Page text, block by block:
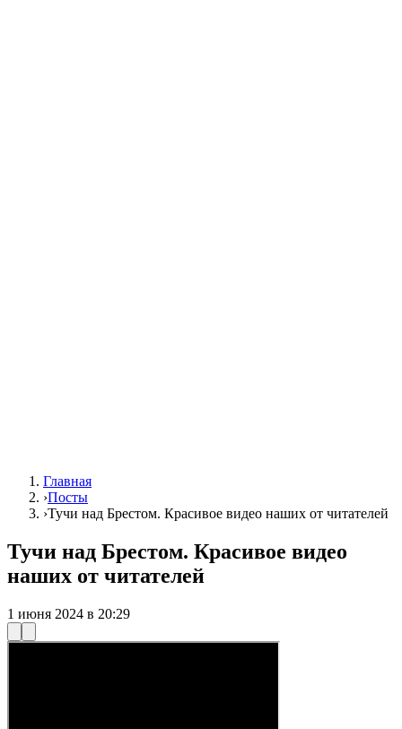
Главная
›Посты
›Тучи над Брестом. Красивое видео наших от читателей
Тучи над Брестом. Красивое видео
наших от читателей
1 июня 2024 в 20:29